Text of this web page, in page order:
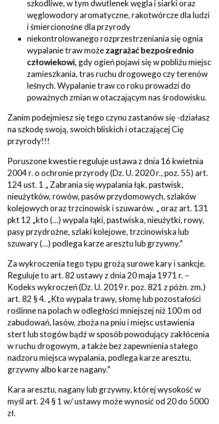
szkodliwe, w tym dwutlenek węgla i siarki oraz
węglowodory aromatyczne, rakotwórcze dla ludzi
i śmiercionośne dla przyrody
niekontrolowanego rozprzestrzeniania się ognia
wypalanie traw możezagrażać bezpośrednio
człowiekowi, gdy ogień pojawi się w pobliżu miejsc
zamieszkania, tras ruchu drogowego czy terenów
leśnych. Wypalanie traw co roku prowadzi do
poważnych zmian w otaczającym nas środowisku.
Zanim podejmiesz się tego czynu zastanów się -działasz
na szkodę swoją, swoich bliskich i otaczającej Cię
przyrody!!!
Poruszone kwestie reguluje ustawa z dnia 16 kwietnia
2004 r. o ochronie przyrody (Dz. U. 2020 r., poz. 55) art.
124 ust. 1 „ Zabrania się wypalania łąk, pastwisk,
nieużytków, rowów, pasów przydomowych, szlaków
kolejowych oraz trzcinowisk i szuwarów. „ oraz art. 131
pkt 12 „kto (…) wypala łąki, pastwiska, nieużytki, rowy,
pasy przydrożne, szlaki kolejowe, trzcinowiska lub
szuwary (…) podlega karze aresztu lub grzywny.”
Za wykroczenia tego typu grożą surowe kary i sankcje.
Reguluje to art. 82 ustawy z dnia 20 maja 1971 r. –
Kodeks wykroczeń (Dz. U. 2019 r. poz. 821 z późn. zm.)
art. 82 § 4. „Kto wypala trawy, słomę lub pozostałości
roślinne na polach w odległości mniejszej niż 100 m od
zabudowań, lasów, zboża na pniu i miejsc ustawienia
stert lub stogów bądź w sposób powodujący zakłócenia
w ruchu drogowym, a także bez zapewnienia stałego
nadzoru miejsca wypalania, podlega karze aresztu,
grzywny albo karze nagany.”
Kara aresztu, nagany lub grzywny, której wysokość w
myśl art. 24 § 1 w/ ustawy może wynosić od 20 do 5000
zł.